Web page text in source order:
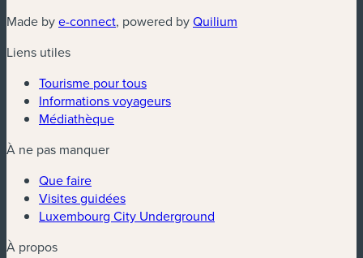
Made bye-connect(nouvelle fenêtre)
, powered byQuilium
Liens utiles
Tourisme pour tous
Informations voyageurs
Médiathèque
À ne pas manquer
Que faire
Visites guidées
Luxembourg City Underground
À propos